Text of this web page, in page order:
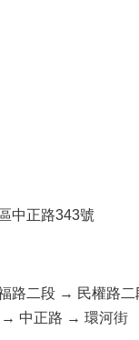
中正路343號
二段 → 民權路二
中正路 → 環河街